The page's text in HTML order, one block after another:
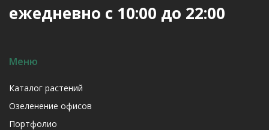
ежедневно с 10:00 до 22:00
Меню
Каталог растений
Озеленение офисов
Портфолио